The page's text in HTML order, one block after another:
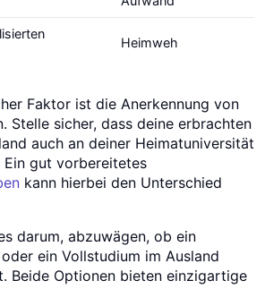
Heimweh
Faktor ist die Anerkennung von
Stelle sicher, dass deine erbrachten
auch an deiner Heimatuniversität
Ein gut vorbereitetes
kann hierbei den Unterschied
darum, abzuwägen, ob ein
ein Vollstudium im Ausland
Beide Optionen bieten einzigartige